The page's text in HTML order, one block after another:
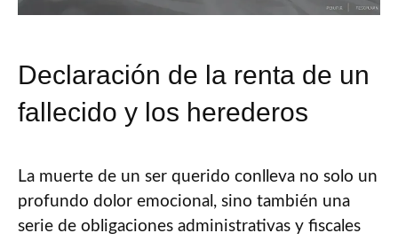
Declaración de la renta de un
fallecido y los herederos
La muerte de un ser querido conlleva no solo un
profundo dolor emocional, sino también una
serie de obligaciones administrativas y fiscales